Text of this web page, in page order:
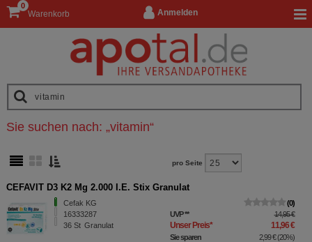
Anmelden
Warenkorb
0
Sie suchen nach: „vitamin“
pro Seite
CEFAVIT D3 K2 Mg 2.000 I.E. Stix Granulat
Cefak KG
16333287
36 St Granulat
0
UVP** 14,95 €
Unser Preis* 11,96 €
Sie sparen 2,99 €(20%)